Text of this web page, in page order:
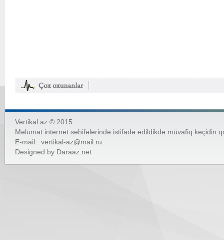
Vertikal.az © 2015
Məlumat internet səhifələrində istifadə edildikdə müvafiq keçidin
E-mail : vertikal-az@mail.ru
Designed by Daraaz.net